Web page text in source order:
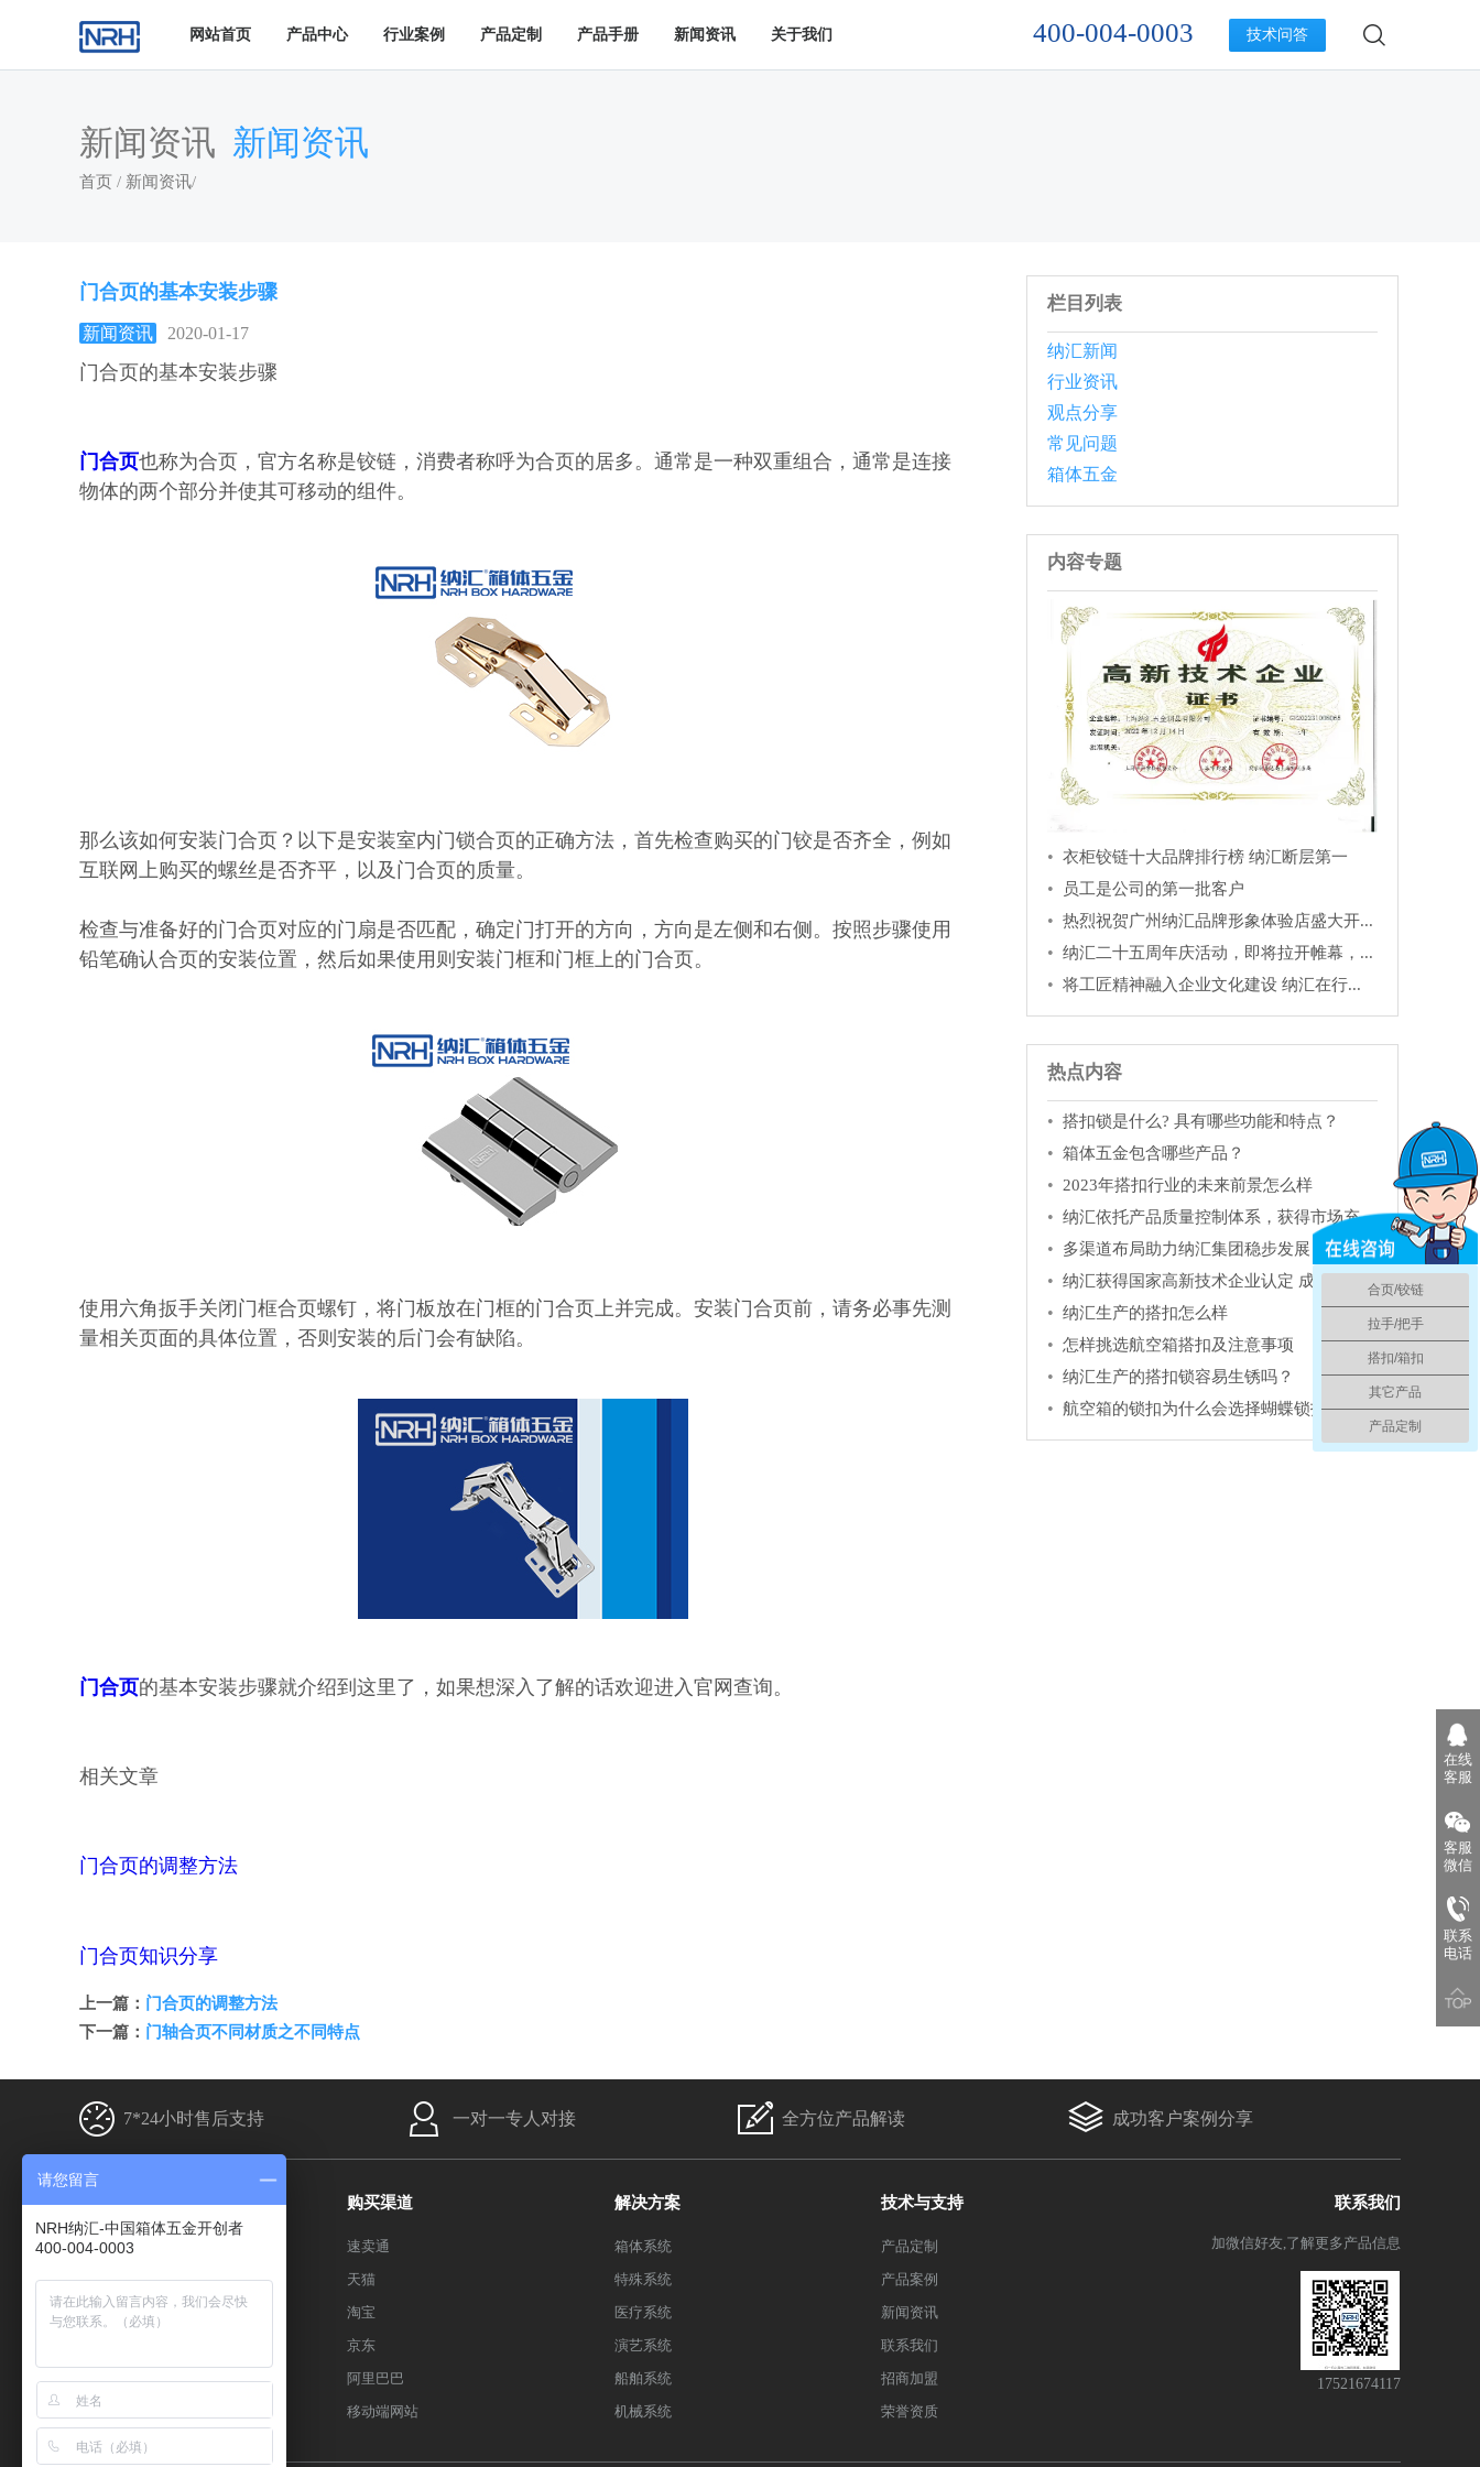
网站首页 产品中心 行业案例 产品定制 产品手册 新闻资讯 关于我们 400-004-0003 技术问答
新闻资讯 新闻资讯
首页 / 新闻资讯/
门合页的基本安装步骤
新闻资讯 2020-01-17
门合页的基本安装步骤
门合页也称为合页，官方名称是铰链，消费者称呼为合页的居多。通常是一种双重组合，通常是连接
物体的两个部分并使其可移动的组件。
那么该如何安装门合页？以下是安装室内门锁合页的正确方法，首先检查购买的门铰是否齐全，例如
互联网上购买的螺丝是否齐平，以及门合页的质量。
检查与准备好的门合页对应的门扇是否匹配，确定门打开的方向，方向是左侧和右侧。按照步骤使用
铅笔确认合页的安装位置，然后如果使用则安装门框和门框上的门合页。
使用六角扳手关闭门框合页螺钉，将门板放在门框的门合页上并完成。安装门合页前，请务必事先测
量相关页面的具体位置，否则安装的后门会有缺陷。
门合页的基本安装步骤就介绍到这里了，如果想深入了解的话欢迎进入官网查询。
相关文章
门合页的调整方法
门合页知识分享
上一篇： 门合页的调整方法
下一篇： 门轴合页不同材质之不同特点
栏目列表
纳汇新闻
行业资讯
观点分享
常见问题
箱体五金
内容专题
衣柜铰链十大品牌排行榜 纳汇断层第一
员工是公司的第一批客户
热烈祝贺广州纳汇品牌形象体验店盛大开...
纳汇二十五周年庆活动，即将拉开帷幕，...
将工匠精神融入企业文化建设 纳汇在行...
热点内容
搭扣锁是什么? 具有哪些功能和特点？
箱体五金包含哪些产品？
2023年搭扣行业的未来前景怎么样
纳汇依托产品质量控制体系，获得市场充...
多渠道布局助力纳汇集团稳步发展
纳汇获得国家高新技术企业认定 成为箱...
纳汇生产的搭扣怎么样
怎样挑选航空箱搭扣及注意事项
纳汇生产的搭扣锁容易生锈吗？
航空箱的锁扣为什么会选择蝴蝶锁扣
7*24小时售后支持 一对一专人对接 全方位产品解读 成功客户案例分享
产品分类
搭扣系列
箱扣系列
拉手系列
包角系列
百度sitemap
购买渠道
速卖通
天猫
淘宝
京东
阿里巴巴
移动端网站
解决方案
箱体系统
特殊系统
医疗系统
演艺系统
船舶系统
机械系统
技术与支持
产品定制
产品案例
新闻资讯
联系我们
招商加盟
荣誉资质
联系我们
加微信好友,了解更多产品信息
17521674117
在线
客服
客服
微信
联系
电话
合页/铰链
拉手/把手
搭扣/箱扣
其它产品
产品定制
请您留言
NRH纳汇-中国箱体五金开创者
400-004-0003